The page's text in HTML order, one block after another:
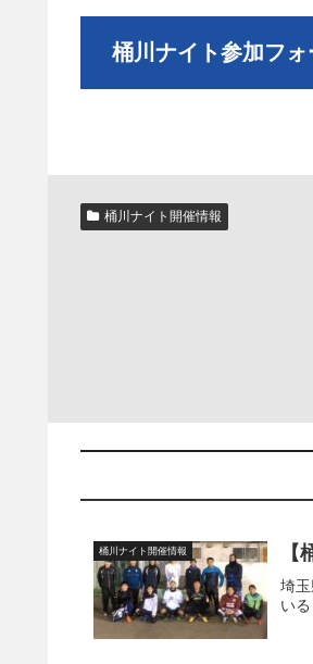
桶川ナイト参加フォ
桶川ナイト開催情報
桶川ナイト開催情報
埼
い